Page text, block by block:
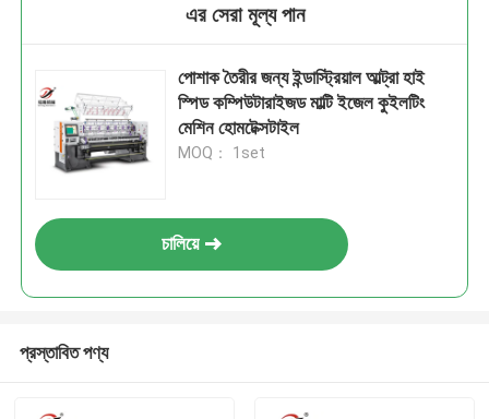
এর সেরা মূল্য পান
পোশাক তৈরীর জন্য ইন্ডাস্ট্রিয়াল আল্ট্রা হাই
স্পিড কম্পিউটারাইজড মাল্টি ইজেল কুইলটিং
মেশিন হোমটেক্সটাইল
MOQ： 1set
চালিয়ে
প্রস্তাবিত পণ্য